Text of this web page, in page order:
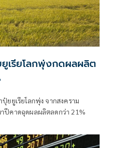
ยูเรียโลกพุ่งกดผลผลิต
ยยูเรียโลกพุ่ง จากสงคราม
ปีคาดฉุดผลผลิตลดกว่า 21%